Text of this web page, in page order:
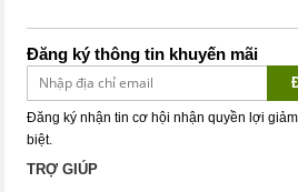
Đăng ký thông tin khuyến mãi
Đăng ký nhận tin cơ hội nhận quyền lợi
biệt.
TRỢ GIÚP